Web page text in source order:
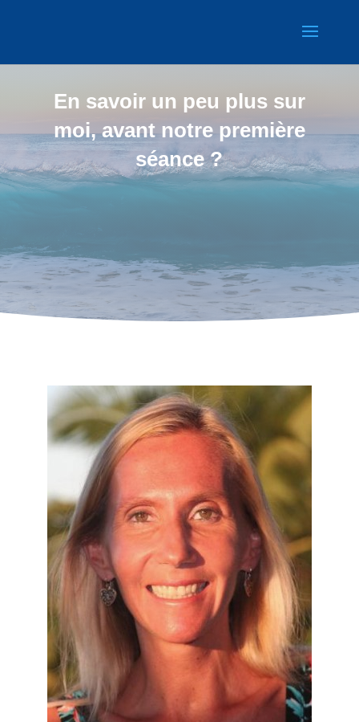
En savoir un peu plus sur
moi, avant notre première
séance ?